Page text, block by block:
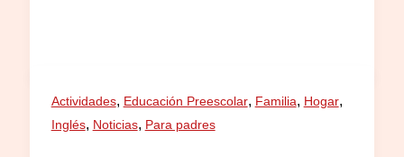
Actividades, Educación Preescolar, Familia, Hogar,
Inglés, Noticias, Para padres